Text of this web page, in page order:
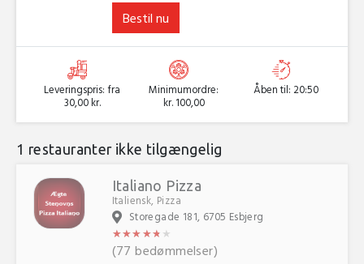
Bestil nu
Leveringspris: fra
30,00 kr.
Minimumordre:
kr. 100,00
Åben til: 20:50
1 restauranter ikke tilgængelig
Italiano Pizza
Italiensk, Pizza
Storegade 181, 6705 Esbjerg
★★★★★ ★
★★★★★ ★
(77 bedømmelser)